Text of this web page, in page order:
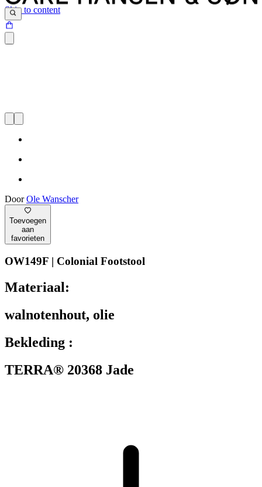
Skip to content
DoorOle Wanscher
Toevoegen
aan
favorieten
OW149F | Colonial Footstool
Materiaal:
walnotenhout, olie
Bekleding :
TERRA® 20368 Jade